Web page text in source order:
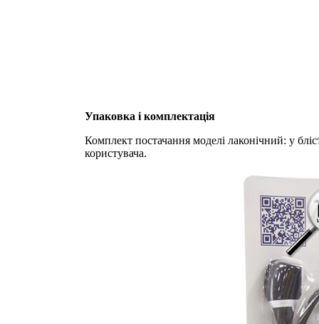
Упаковка і комплектація
Комплект постачання моделі лаконічний: у
користувача.